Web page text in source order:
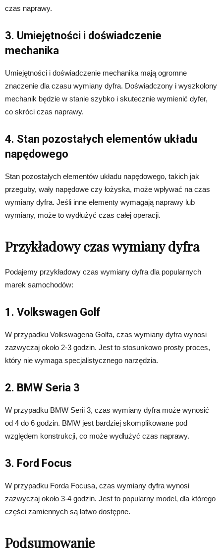
czas naprawy.
3. Umiejętności i doświadczenie
mechanika
Umiejętności i doświadczenie mechanika mają ogromne
znaczenie dla czasu wymiany dyfra. Doświadczony i wyszkolony
mechanik będzie w stanie szybko i skutecznie wymienić dyfer,
co skróci czas naprawy.
4. Stan pozostałych elementów układu
napędowego
Stan pozostałych elementów układu napędowego, takich jak
przeguby, wały napędowe czy łożyska, może wpływać na czas
wymiany dyfra. Jeśli inne elementy wymagają naprawy lub
wymiany, może to wydłużyć czas całej operacji.
Przykładowy czas wymiany dyfra
Podajemy przykładowy czas wymiany dyfra dla popularnych
marek samochodów:
1. Volkswagen Golf
W przypadku Volkswagena Golfa, czas wymiany dyfra wynosi
zazwyczaj około 2-3 godzin. Jest to stosunkowo prosty proces,
który nie wymaga specjalistycznego narzędzia.
2. BMW Seria 3
W przypadku BMW Serii 3, czas wymiany dyfra może wynosić
od 4 do 6 godzin. BMW jest bardziej skomplikowane pod
względem konstrukcji, co może wydłużyć czas naprawy.
3. Ford Focus
W przypadku Forda Focusa, czas wymiany dyfra wynosi
zazwyczaj około 3-4 godzin. Jest to popularny model, dla którego
części zamiennych są łatwo dostępne.
Podsumowanie